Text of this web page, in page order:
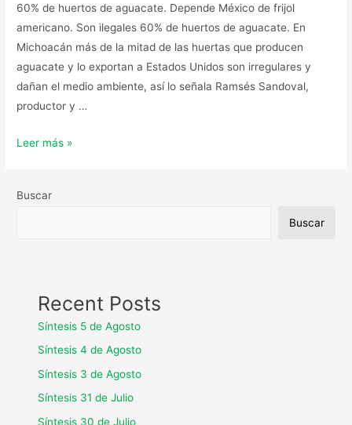
60% de huertos de aguacate. Depende México de frijol
americano. Son ilegales 60% de huertos de aguacate. En
Michoacán más de la mitad de las huertas que producen
aguacate y lo exportan a Estados Unidos son irregulares y
dañan el medio ambiente, así lo señala Ramsés Sandoval,
productor y …
Leer más »
Buscar
Buscar
Recent Posts
Síntesis 5 de Agosto
Síntesis 4 de Agosto
Síntesis 3 de Agosto
Síntesis 31 de Julio
Síntesis 30 de Julio